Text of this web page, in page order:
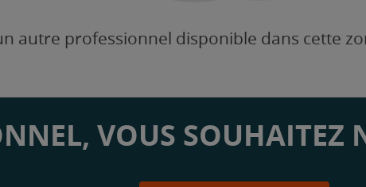
autre professionnel disponible dans cette
VOUS SOUHAITEZ